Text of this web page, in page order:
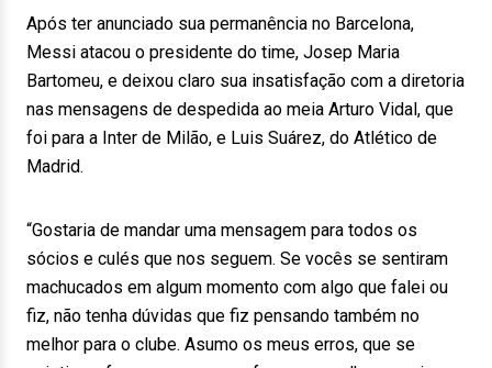
Após ter anunciado sua permanência no Barcelona,
Messi atacou o presidente do time, Josep Maria
Bartomeu, e deixou claro sua insatisfação com a diretoria
nas mensagens de despedida ao meia Arturo Vidal, que
foi para a Inter de Milão, e Luis Suárez, do Atlético de
Madrid.
“Gostaria de mandar uma mensagem para todos os
sócios e culés que nos seguem. Se vocês se sentiram
machucados em algum momento com algo que falei ou
fiz, não tenha dúvidas que fiz pensando também no
melhor para o clube. Asumo os meus erros, que se